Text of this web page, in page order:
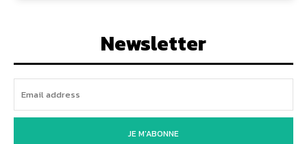
Newsletter
JE M'ABONNE